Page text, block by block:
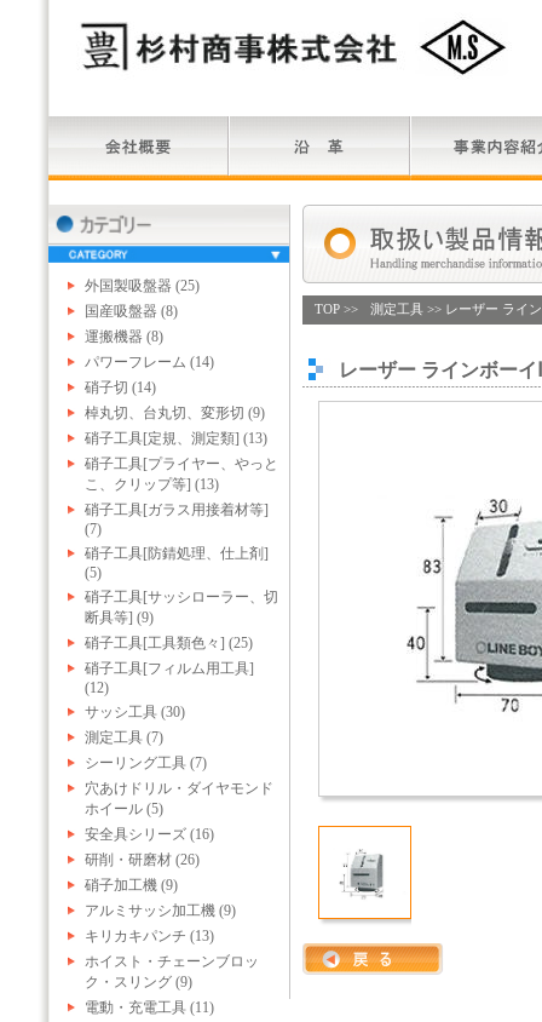
外国製吸盤器 (25)
国産吸盤器 (8)
運搬機器 (8)
パワーフレーム (14)
硝子切 (14)
棹丸切、台丸切、変形切 (9)
硝子工具[定規、測定類] (13)
硝子工具[プライヤー、やっと
こ、クリップ等] (13)
硝子工具[ガラス用接着材等]
(7)
硝子工具[防錆処理、仕上剤]
(5)
硝子工具[サッシローラー、切
断具等] (9)
硝子工具[工具類色々] (25)
硝子工具[フィルム用工具]
(12)
サッシ工具 (30)
測定工具 (7)
シーリング工具 (7)
穴あけドリル・ダイヤモンド
ホイール (5)
安全具シリーズ (16)
研削・研磨材 (26)
硝子加工機 (9)
アルミサッシ加工機 (9)
キリカキパンチ (13)
ホイスト・チェーンブロッ
ク・スリング (9)
電動・充電工具 (11)
TOP >> 測定工具 >> レーザー ライ
レーザー ラインボーイ